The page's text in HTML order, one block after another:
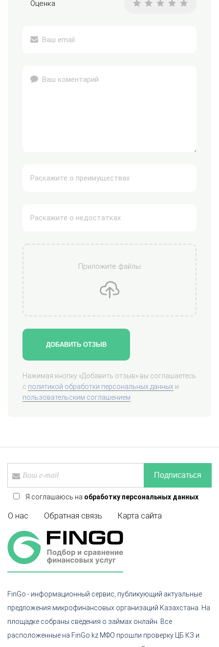
Оценка
Приложите файлы
ДОБАВИТЬ ОТЗЫВ
Нажимая кнопку «Добавить отзыв» вы соглашаетесь
с политикой обработки персональных данных и
пользовательским соглашением
О нас Обратная связь Карта сайта
Подписаться
Я соглашаюсь на обработку персональных данных
FinGo - информационный сервис, публикующий актуальные
предложения микрофинансовых организаций Казахстана. На
площадке собраны сведения о займах онлайн. Все
расположенные на FinGo.kz МФО прошли проверку ЦБ КЗ и